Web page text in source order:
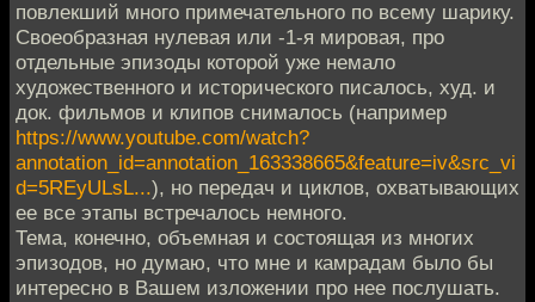
повлекший много примечательного по всему шарику.
Своеобразная нулевая или -1-я мировая, про
отдельные эпизоды которой уже немало
художественного и исторического писалось, худ. и
док. фильмов и клипов снималось (например
https://www.youtube.com/watch?
annotation_id=annotation_163338665&feature=iv&src_vi
d=5REyULsL...), но передач и циклов, охватывающих
ее все этапы встречалось немного.
Тема, конечно, объемная и состоящая из многих
эпизодов, но думаю, что мне и камрадам было бы
интересно в Вашем изложении про нее послушать.